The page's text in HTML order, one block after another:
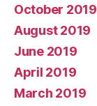
October 2019
August 2019
June 2019
April 2019
March 2019